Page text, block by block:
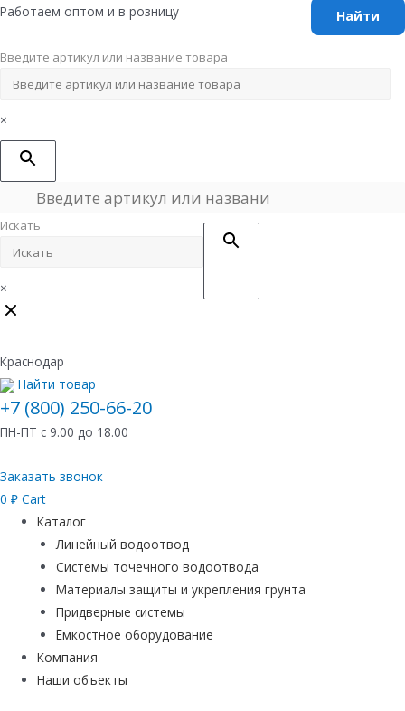
Перейти
содержимому
Работаем оптом и в розницу
Введите артикул или название товара
×
Искать
×
Краснодар
Найти товар
+7 (800) 250-66-20
ПН-ПТ с 9.00 до 18.00
Заказать звонок
0 ₽ Cart
Каталог
Линейный водоотвод
Системы точечного водоотвода
Материалы защиты и укрепления грунта
Придверные системы
Емкостное оборудование
Компания
Наши объекты